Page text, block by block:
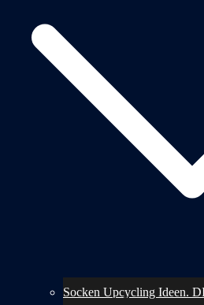
Socken Upcycling Ideen.